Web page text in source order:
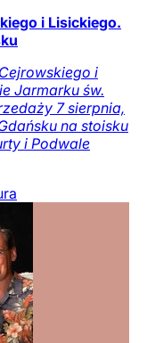
i Lisickiego.
i
Jarmarku św.
7 sierpnia,
na stoisku
i Podwale